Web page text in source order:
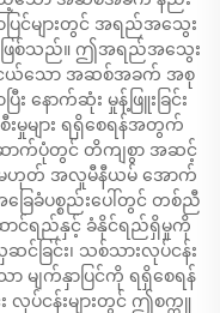
ြင်များတွင် အရည်အသွေး
င်းဖြစ်သည်။ ဤအရည်အသွေး
ငယ်သော အဆစ်အခက် အစု
နောက်ဆုံး မှုန့်ဖြူးခြင်း
းမှုများ ရရှိစေရန်အတွက်
ာက်ပုံတွင် တိကျစွာ အဆင့်
ဟုတ် အလူမီနီယမ် အောက်
ြေခံပစ္စည်းပေါ်တွင် တစ်ညီ
ောင်ရည်နှင့် ခံနိုင်ရည်ရှိမှုကို
ခြင်း၊ သစ်သားလုပ်ငန်း
ာ မျက်နှာပြင်ကို ရရှိစေရန်
လုပ်ငန်းများတွင် ဤစက္ကူ